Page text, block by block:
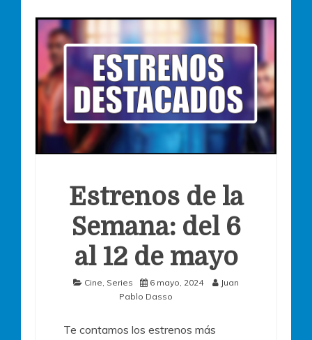
Estrenos de la
Semana: del 6
al 12 de mayo
Cine Series 6 mayo, 2024
Juan
Pablo Dasso
Te contamos los estrenos más